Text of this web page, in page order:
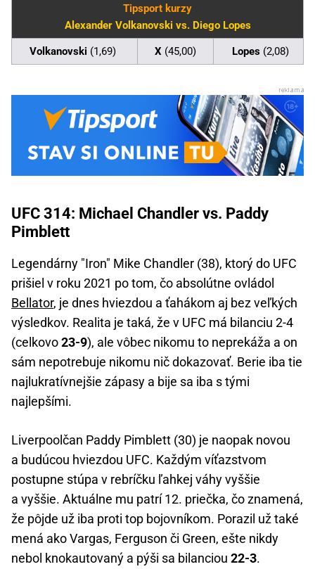
Tipsport kurzy
Alexander Volkanovski vs. Diego Lopes
Volkanovski (1,69) X (45,00) Lopes (2,08)
UFC 314: Michael Chandler vs. Paddy
Pimblett
Legendárny "Iron" Mike Chandler (38), ktorý do UFC
prišiel v roku 2021 po tom, čo absolútne ovládol
Bellator, je dnes hviezdou a ťahákom aj bez veľkých
výsledkov. Realita je taká, že v UFC má bilanciu 2-4
(celkovo23-9), ale vôbec nikomu to neprekáža a on
sám nepotrebuje nikomu nič dokazovať. Berie iba tie
najlukratívnejšie zápasy a bije sa iba s tými
najlepšími.
Liverpoolčan Paddy Pimblett (30) je naopak novou
a budúcou hviezdou UFC. Každým víťazstvom
postupne stúpa v rebríčku ľahkej váhy vyššie
a vyššie. Aktuálne mu patrí 12. priečka, čo znamená,
že pôjde už iba proti top bojovníkom. Porazil už také
mená ako Vargas, Ferguson či Green, ešte nikdy
nebol knokautovaný a pýši sa bilanciou 22-3.